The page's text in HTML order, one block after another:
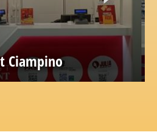
Ciampino